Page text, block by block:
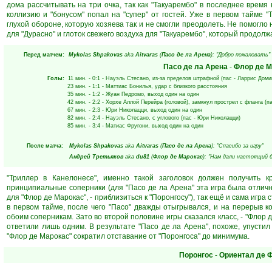
дома рассчитывать на три очка, так как "Такуарембо" в последнее
коллизию и "бонусом" попал на "супер" от гостей. Уже в первом тайме
глухой обороне, которую хозяева так и не смогли преодолеть. Не
для "Дурасно" и глоток свежего воздуха для "Такуарембо", который
Перед матчем: Mykolas Shpakovas aka Aitvaras (Пасо де ла Арена): "Добро пожаловать"
Пасо де ла Арена - Флор де
Голы: 11 мин. - 0:1 - Науэль Стесано, из-за пределов штрафной (пас - Ларрис
23 мин. - 1:1 - Маттиас Бонилья, удар с близкого расстояния
35 мин. - 1:2 - Жуан Педромо, выход один на один
42 мин. - 2:2 - Хорхе Аллой Перейра (головой), замкнул прострел с фланга
67 мин. - 2:3 - Юри Николацци, выход один на один
82 мин. - 2:4 - Науэль Стесано, с углового (пас - Юри Николацци)
85 мин. - 3:4 - Матиас Фругони, выход один на один
После матча: Mykolas Shpakovas aka Aitvaras (Пасо де ла Арена): "Спасибо за игру"
Андрей Третьяков aka du81 (Флор де Марокас): "Нам дали настоящий
"Триллер в Канелонесе", именно такой заголовок должен получить
принципиальные соперники (для "Пасо де ла Арена" эта игра была
для "Флор де Марокас", - приблизиться к "Поронгосу"), так ещё и сама
в первом тайме, после чего "Пасо" дважды отыгрывался, и на перерыв
обоим соперникам. Зато во второй половине игры сказался класс, -
ответили лишь одним. В результате "Пасо де ла Арена", похоже,
"Флор де Марокас" сократил отставание от "Поронгоса" до минимума.
Поронгос- Ориентал де